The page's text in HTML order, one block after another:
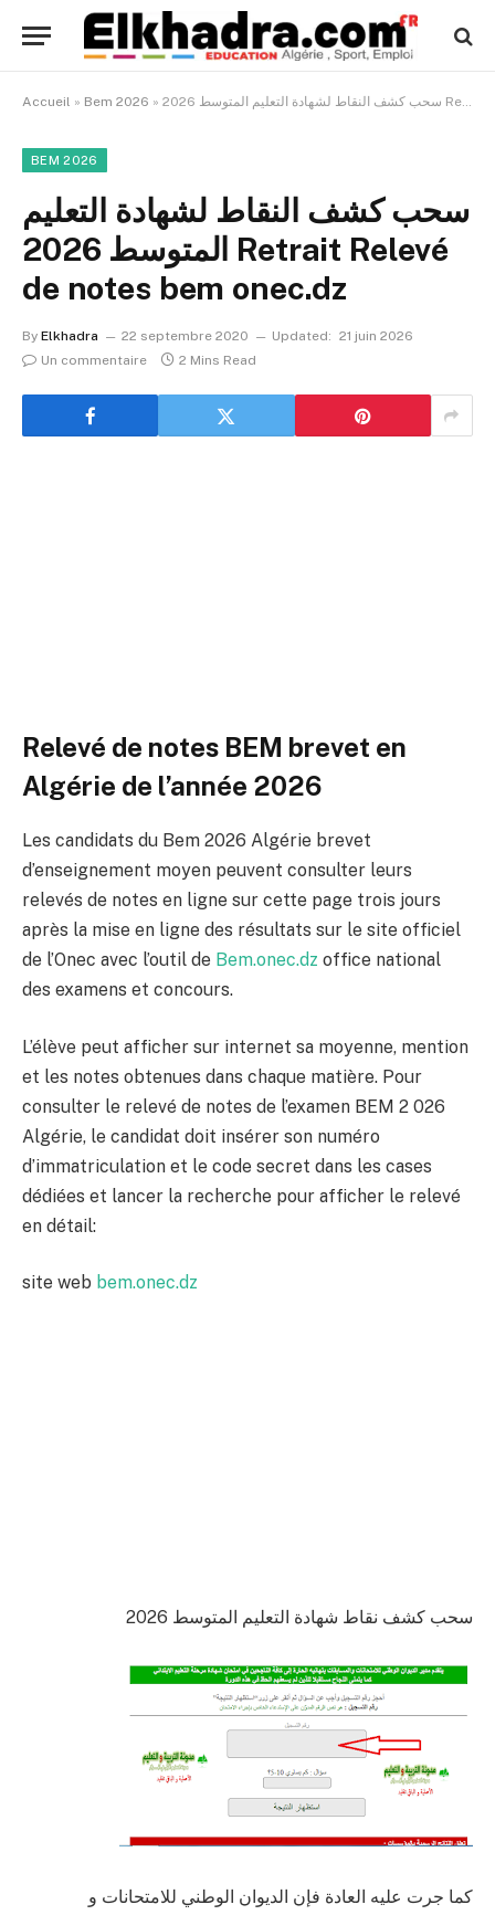
Accueil » Bem 2026 » سحب كشف النقاط لشهادة التعليم المتوسط 2026 Retrait Relevé de notes bem onec.dz
BEM 2026
سحب كشف النقاط لشهادة التعليم
المتوسط 2026 Retrait Relevé
de notes bem onec.dz
By Elkhadra 22 septembre 2020 Updated: 21 juin 2026
Un commentaire
2 Mins Read
Relevé de notes BEM brevet en
Algérie de l’année 2026
Les candidats du Bem 2026 Algérie brevet
d’enseignement moyen peuvent consulter leurs
relevés de notes en ligne sur cette page trois jours
après la mise en ligne des résultats sur le site officiel
de l’Onec avec l’outil de Bem.onec.dz office national
des examens et concours.
L’élève peut afficher sur internet sa moyenne, mention
et les notes obtenues dans chaque matière. Pour
consulter le relevé de notes de l’examen BEM 2 026
Algérie, le candidat doit insérer son numéro
d’immatriculation et le code secret dans les cases
dédiées et lancer la recherche pour afficher le relevé
en détail:
site web bem.onec.dz
سحب كشف نقاط شهادة التعليم المتوسط 2026
كما جرت عليه العادة فإن الديوان الوطني للامتحانات و